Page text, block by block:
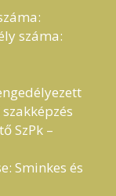
száma:
SzPk –
Sminkes és